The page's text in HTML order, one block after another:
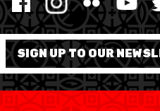
SIGN UP TO OUR